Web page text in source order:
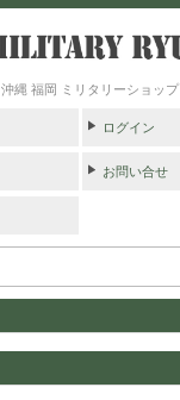
沖縄 福岡 ミリタリーショップ
ログイン
お問い合せ